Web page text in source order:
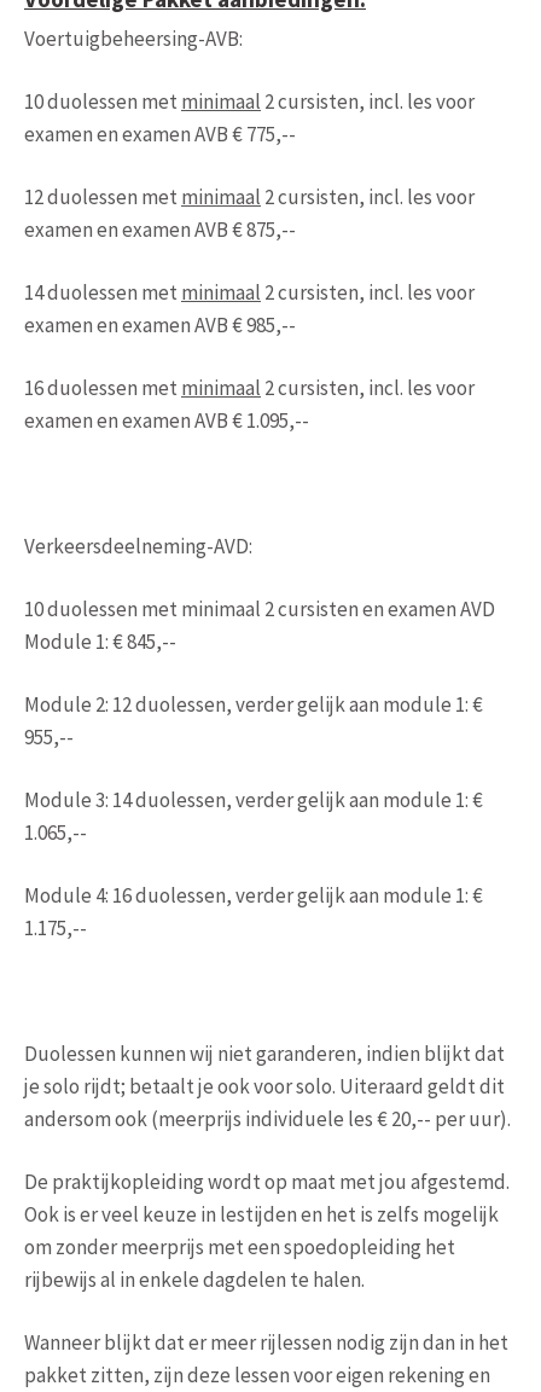
Voertuigbeheersing-AVB:
10 duolessen met minimaal 2 cursisten, incl. les voor
examen en examen AVB € 775,--
12 duolessen met minimaal 2 cursisten, incl. les voor
examen en examen AVB € 875,--
14 duolessen met minimaal 2 cursisten, incl. les voor
examen en examen AVB € 985,--
16 duolessen met minimaal 2 cursisten, incl. les voor
examen en examen AVB € 1.095,--
Verkeersdeelneming-AVD:
10 duolessen met minimaal 2 cursisten en examen AVD
Module 1: € 845,--
Module 2: 12 duolessen, verder gelijk aan module 1: €
955,--
Module 3: 14 duolessen, verder gelijk aan module 1: €
1.065,--
Module 4: 16 duolessen, verder gelijk aan module 1: €
1.175,--
Duolessen kunnen wij niet garanderen, indien blijkt dat
je solo rijdt; betaalt je ook voor solo. Uiteraard geldt dit
andersom ook (meerprijs individuele les € 20,-- per uur).
De praktijkopleiding wordt op maat met jou afgestemd.
Ook is er veel keuze in lestijden en het is zelfs mogelijk
om zonder meerprijs met een spoedopleiding het
rijbewijs al in enkele dagdelen te halen.
Wanneer blijkt dat er meer rijlessen nodig zijn dan in het
pakket zitten, zijn deze lessen voor eigen rekening en